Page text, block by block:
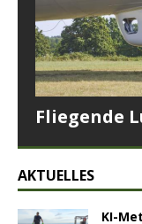
Fliegende
AKTUELLES
KI-